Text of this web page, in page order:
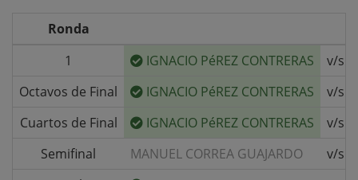
Ronda
1
IGNACIO PéREZ CONTRERAS v/s
Octavos de Final
IGNACIO PéREZ CONTRERAS v/s
Cuartos de Final
IGNACIO PéREZ CONTRERAS v/s
Semifinal
MANUEL CORREA GUAJARDO
v/s